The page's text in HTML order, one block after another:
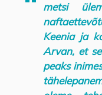
metsi
Keenia ja
Arvan, et
peaks